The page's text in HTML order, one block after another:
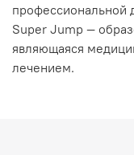
профессиональной
Super Jump —
являющаяся
лечением.